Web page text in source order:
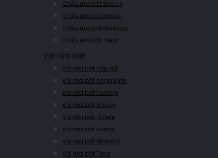
Chậu rửa bát Bosch
Chậu rửa bát Konox
Chậu rửa bát Malloca
Chậu rửa bát Teka
Vòi rửa bát
Vòi rửa bát dây rút
Vòi rửa bát nóng lạnh
Vòi rửa bát thường
Vòi rửa bát Bosch
Vòi rửa bát Hafele
Vòi rửa bát Konox
Vòi rửa bát Malloca
Vòi rửa bát Teka